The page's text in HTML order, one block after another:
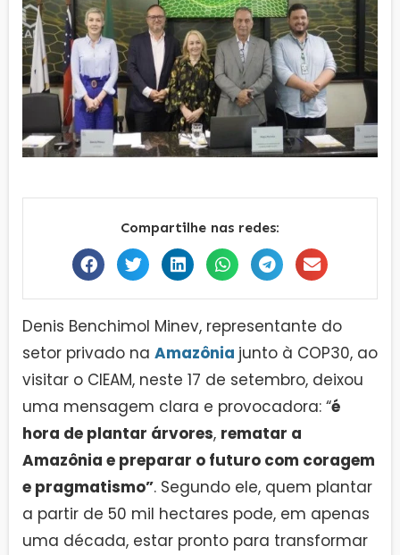
Compartilhe nas redes:
Denis Benchimol Minev, representante do
setor privado na Amazônia junto à COP30, ao
visitar o CIEAM, neste 17 de setembro, deixou
uma mensagem clara e provocadora: “é
hora de plantar árvores, rematar a
Amazônia e preparar o futuro com coragem
e pragmatismo”. Segundo ele, quem plantar
a partir de 50 mil hectares pode, em apenas
uma década, estar pronto para transformar